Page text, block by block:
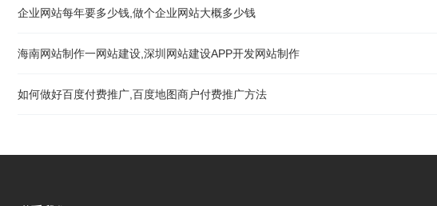
企业网站每年要多少钱,做个企业网站大概多少钱
海南网站制作一网站建设,深圳网站建设APP开发网站制作
如何做好百度付费推广,百度地图商户付费推广方法